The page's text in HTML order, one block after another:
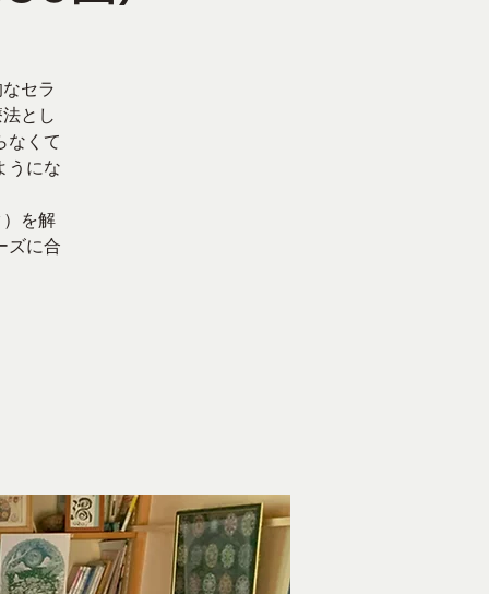
セラ
とし
なくて
うにな
を解
ズに合